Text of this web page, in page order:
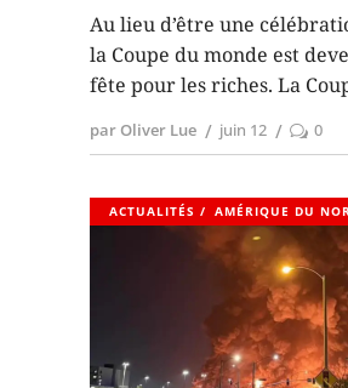
Au lieu d’être une
la Coupe du monde est
fête pour les riches. La
par Oliver Lue juin 12 0
ACTUALITÉS AMÉRIQUE DU